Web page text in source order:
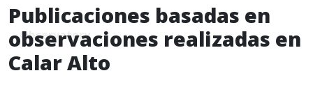
Publicaciones basadas en
observaciones realizadas en
Calar Alto